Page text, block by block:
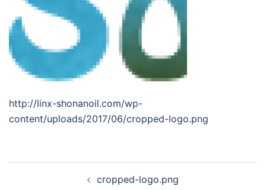
http://linx-shonanoil.com/wp-
content/uploads/2017/06/cropped-logo.png
cropped-logo.png